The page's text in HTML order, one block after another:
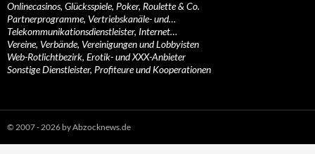
Onlinecasinos, Glücksspiele, Poker, Roulette & Co.
Partnerprogramme, Vertriebskanäle- und…
Telekommunikationsdienstleister, Internet…
Vereine, Verbände, Vereinigungen und Lobbyisten
Web-Rotlichtbezirk, Erotik- und XXX-Anbieter
Sonstige Dienstleister, Profiteure und Kooperationen
© 2007 - 2026 by Abzocknews.de